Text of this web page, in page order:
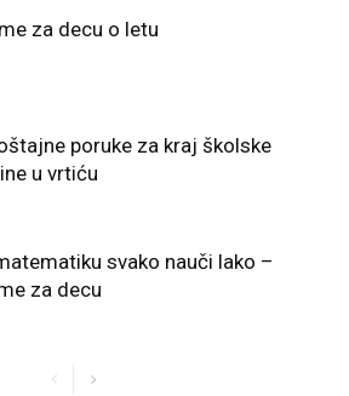
za decu o letu
poruke za kraj školske
u vrtiću
svako nauči lako –
za decu